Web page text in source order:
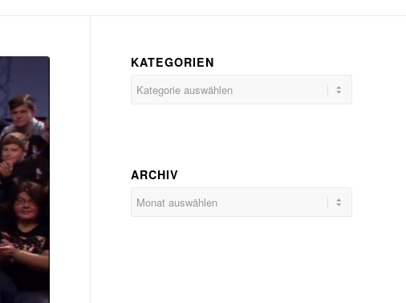
KATEGORIEN
ARCHIV